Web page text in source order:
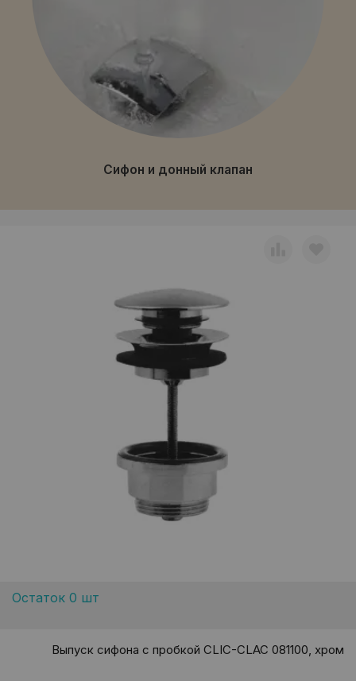
Сифон и донный клапан
Остаток 0 шт
Выпуск сифона с пробкой CLIC-CLAC 081100, хром